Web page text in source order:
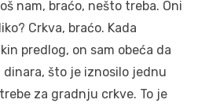
nam, braćo, nešto treba. Oni
Crkva, braćo. Kada
predlog, on sam obeća da
što je iznosilo jednu
za gradnju crkve. To je